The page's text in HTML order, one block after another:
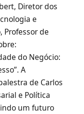
Diretor dos
e
Professor de
do Negócio:
A
de Carlos
e Política
um futuro